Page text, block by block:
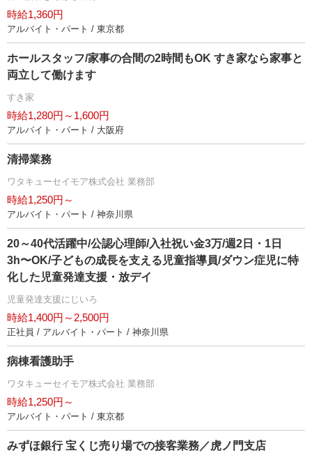
時給1,360円
アルバイト・パート / 東京都
ホールスタッフ/家事の合間の2時間もOK すき家なら家事と
両立して働けます
すき家
時給1,280円～1,600円
アルバイト・パート / 大阪府
清掃業務
ワタキューセイモア株式会社 業務部
時給1,250円～
アルバイト・パート / 神奈川県
20～40代活躍中/公認心理師/入社祝い金3万/週2日・1日
3h〜OK/子どもの成長を支える児童指導員/ダウン症児に特
化した児童発達支援・放デイ
児童発達支援にじいろ
時給1,400円～2,500円
正社員 / アルバイト・パート / 神奈川県
病棟看護助手
ワタキューセイモア株式会社 業務部
時給1,250円～
アルバイト・パート / 東京都
みずほ銀行 宝くじ売り場での接客業務／虎ノ門支店